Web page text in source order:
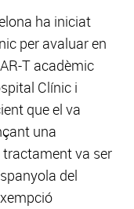
ha iniciat
per avaluar en
T acadèmic
Clínic i
que el va
una
va ser
del